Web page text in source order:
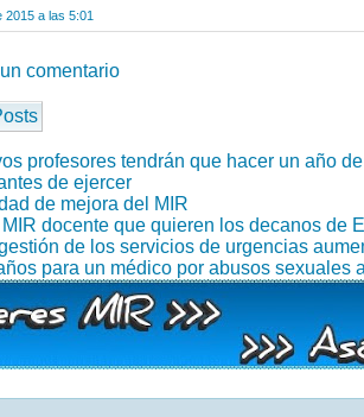
2015 a las 5:01
comentario
profesores tendrán que hacer un año
de ejercer
de mejora del MIR
docente que quieren los decanos de
de los servicios de urgencias
para un médico por abusos sexuales